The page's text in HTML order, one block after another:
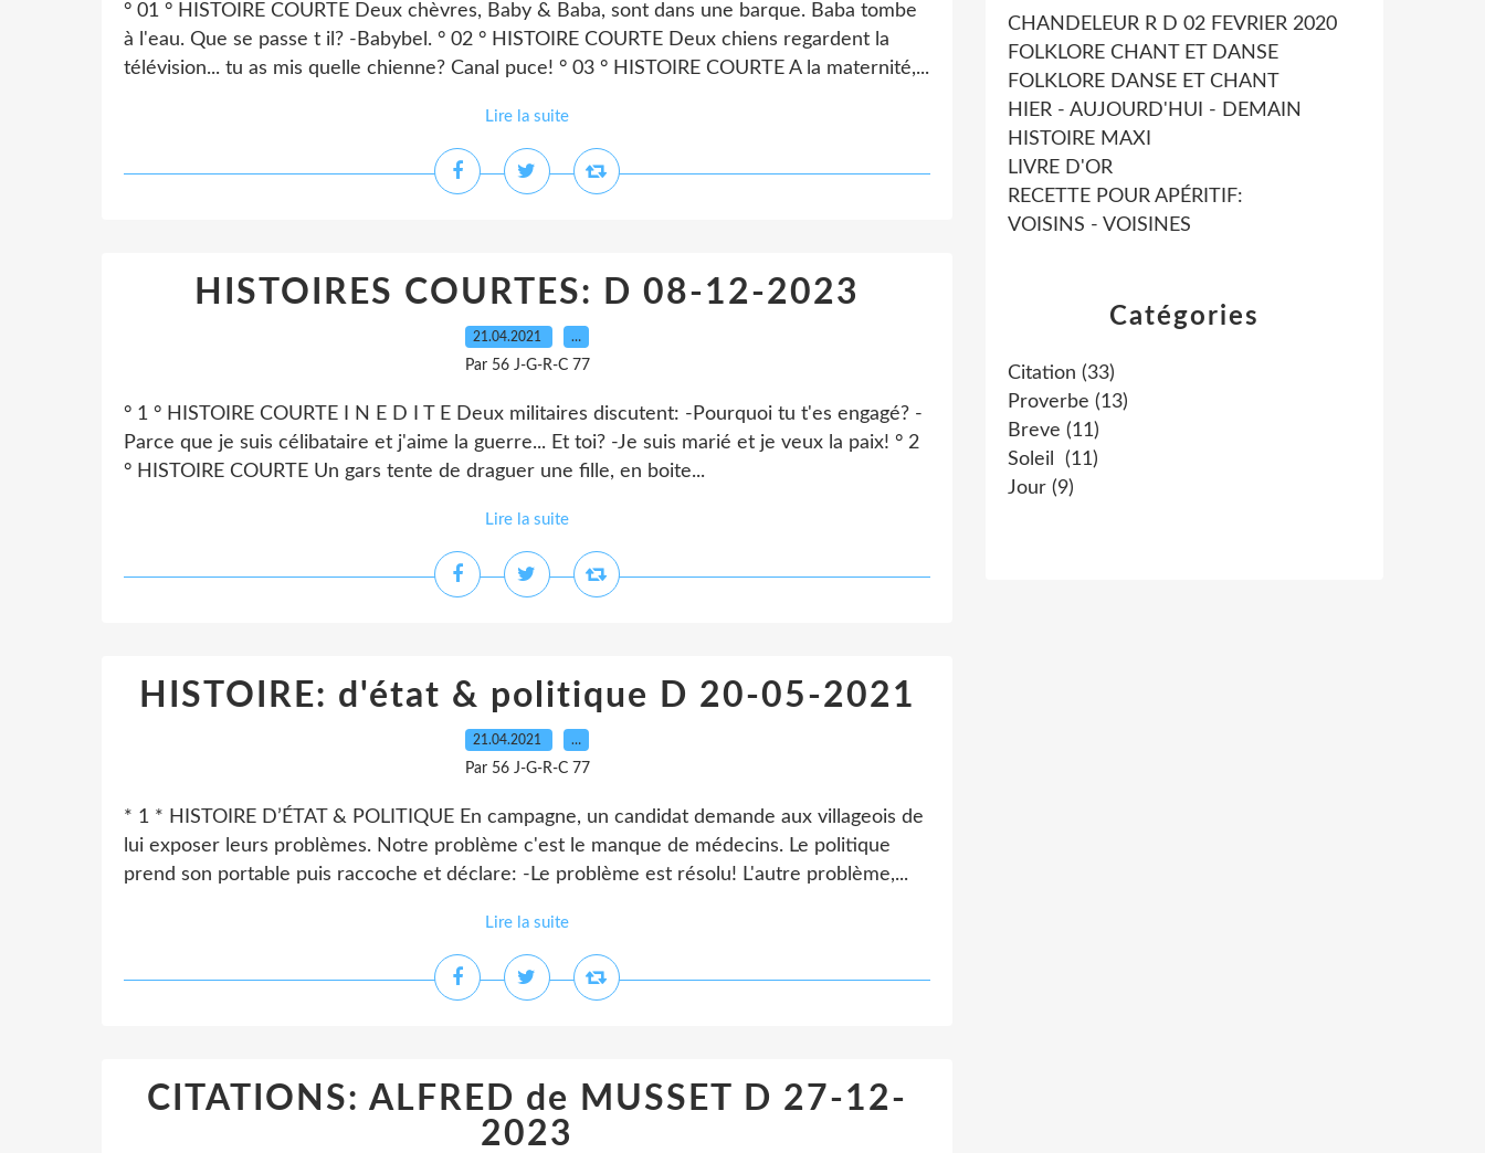
° 01 ° HISTOIRE COURTE Deux chèvres, Baby & Baba, sont dans une barque. Baba tombe
à l'eau. Que se passe t il? -Babybel. ° 02 ° HISTOIRE COURTE Deux chiens regardent la
télévision... tu as mis quelle chienne? Canal puce! ° 03 ° HISTOIRE COURTE A la maternité,...
Lire la suite
HISTOIRES COURTES: D 08-12-2023
21.04.2021 …
Par 56 J-G-R-C 77
° 1 ° HISTOIRE COURTE I N E D I T E Deux militaires discutent: -Pourquoi tu t'es engagé? -
Parce que je suis célibataire et j'aime la guerre... Et toi? -Je suis marié et je veux la paix! ° 2
° HISTOIRE COURTE Un gars tente de draguer une fille, en boite...
Lire la suite
HISTOIRE: d'état & politique D 20-05-2021
21.04.2021 …
Par 56 J-G-R-C 77
* 1 * HISTOIRE D’ÉTAT & POLITIQUE En campagne, un candidat demande aux villageois de
lui exposer leurs problèmes. Notre problème c'est le manque de médecins. Le politique
prend son portable puis raccoche et déclare: -Le problème est résolu! L'autre problème,...
Lire la suite
CITATIONS: ALFRED de MUSSET D 27-12-
2023
Catégories
Citation (33)
Proverbe (13)
Breve (11)
Soleil
(11)
Jour (9)
CHANDELEUR R D 02 FEVRIER 2020
FOLKLORE CHANT ET DANSE
FOLKLORE DANSE ET CHANT
HIER - AUJOURD'HUI - DEMAIN
HISTOIRE MAXI
LIVRE D'OR
RECETTE POUR APÉRITIF:
VOISINS - VOISINES